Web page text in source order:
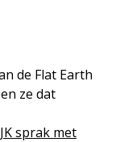
de Flat Earth
ze dat
sprak met